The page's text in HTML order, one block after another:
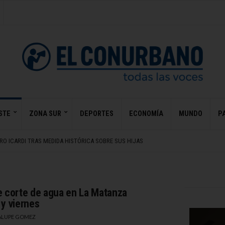
ZONA SUR DEPORTES ECONOMÍA MUNDO
ICARDI TRAS MEDIDA HISTÓRICA SOBRE SUS HIJAS
corte de agua en La Matanza
viernes
GOMEZ